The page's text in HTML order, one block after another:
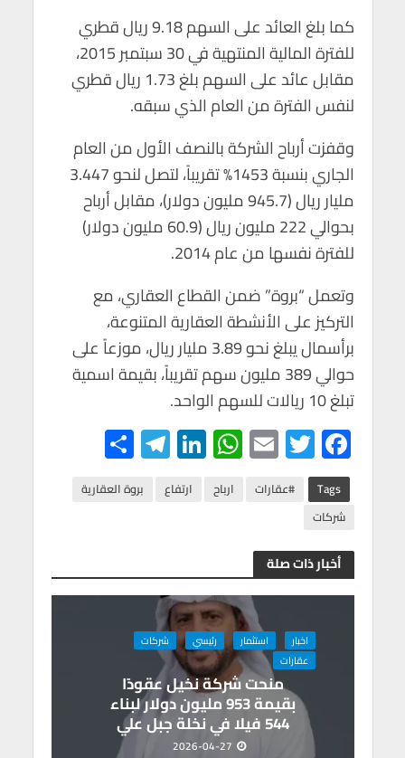
كما بلغ العائد على السهم 9.18 ريال قطري
للفترة المالية المنتهية في 30 سبتمبر 2015،
مقابل عائد على السهم بلغ 1.73 ريال قطري
لنفس الفترة من العام الذي سبقه.
وقفزت أرباح الشركة بالنصف الأول من العام
الجاري بنسبة 1453% تقريباً، لتصل لنحو 3.447
مليار ريال (945.7 مليون دولار)، مقابل أرباح
بحوالي 222 مليون ريال (60.9 مليون دولار)
للفترة نفسها من عام 2014.
وتعمل “بروة” ضمن القطاع العقاري، مع
التركيز على الأنشطة العقارية المتنوعة،
برأسمال يبلغ نحو 3.89 مليار ريال، موزعاً على
حوالي 389 مليون سهم تقريباً، بقيمة اسمية
تبلغ 10 ريالات للسهم الواحد.
F
ac
e
b
o
o
k
T
wi
tt
E
m
ail
W
h
at
p
p
Li
n
ke
Te
le
gr
h
ar Tags #عقارات ارباح ارتفاع
بروة العقارية
شركات
أخبار ذات صلة
اخبار استثمار رئيسي
شركات
عقارات
منحت شركة نخيل عقودًا
بقيمة 953 مليون دولار لبناء
544 فيلا في نخلة جبل علي
2026-04-27